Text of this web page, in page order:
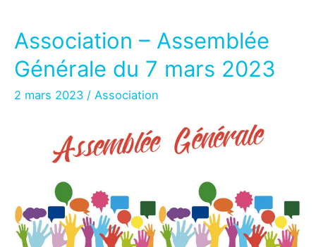
Association – Assemblée
Générale du 7 mars 2023
2 mars 2023 / Association